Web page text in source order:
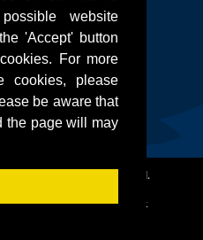
website
'Accept' button
For more
cookies, please
be aware that
the page will may
All Rights Reserved.
üzemel. Készítette a
BIT-